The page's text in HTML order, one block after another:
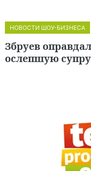
НОВОСТИ ШОУ-БИЗНЕСА
Збруев
ослепшую